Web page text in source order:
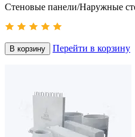
Стеновые панели/Наружные
В корзину Перейти в корзину